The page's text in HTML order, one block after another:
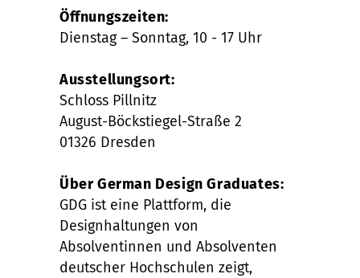
Öffnungszeiten:
Dienstag – Sonntag, 10 - 17 Uhr
Ausstellungsort:
Schloss Pillnitz
August-Böckstiegel-Straße 2
01326 Dresden
Über German Design Graduates:
GDG ist eine Plattform, die
Designhaltungen von
Absolventinnen und Absolventen
deutscher Hochschulen zeigt,